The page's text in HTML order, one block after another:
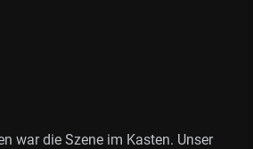
war die Szene im Kasten. Unser